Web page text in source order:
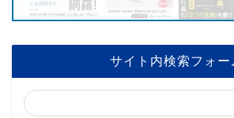
サイト内検索フォー